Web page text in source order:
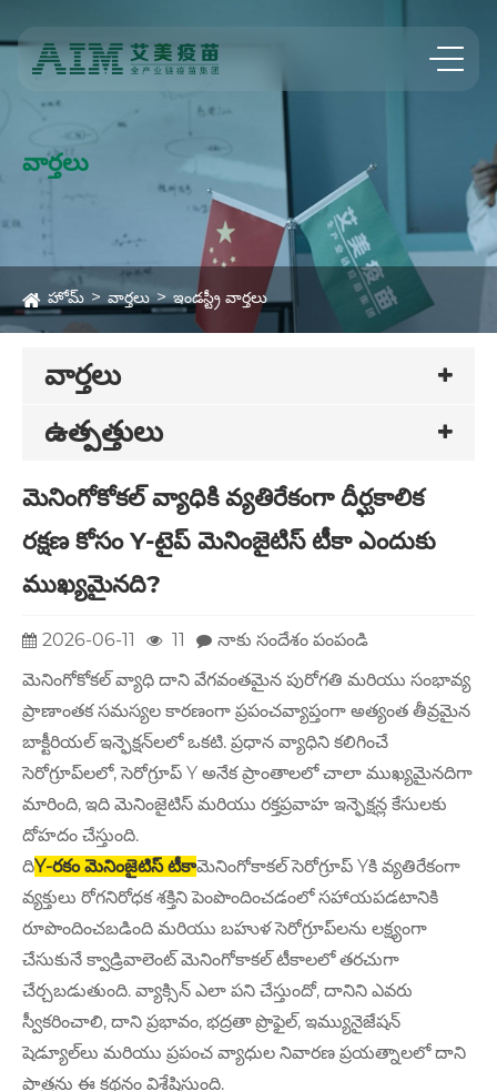
వార్తలు
హోమ్ వార్తలు ఇండస్ట్రీ వార్తలు
వార్తలు
ఉత్పత్తులు
మెనింగోకోకల్ వ్యాధికి వ్యతిరేకంగా దీర్ఘకాలిక
రక్షణ కోసం Y-టైప్ మెనింజైటిస్ టీకా ఎందుకు
ముఖ్యమైనది?
2026-06-11 11
నాకు సందేశం పంపండి
మెనింగోకోకల్ వ్యాధి దాని వేగవంతమైన పురోగతి మరియు సంభావ్య
ప్రాణాంతక సమస్యల కారణంగా ప్రపంచవ్యాప్తంగా అత్యంత తీవ్రమైన
బాక్టీరియల్ ఇన్ఫెక్షన్‌లలో ఒకటి. ప్రధాన వ్యాధిని కలిగించే
సెరోగ్రూప్‌లలో, సెరోగ్రూప్ Y అనేక ప్రాంతాలలో చాలా ముఖ్యమైనదిగా
మారింది, ఇది మెనింజైటిస్ మరియు రక్తప్రవాహ ఇన్ఫెక్షన్ల కేసులకు
దోహదం చేస్తుంది.
దిY-రకం మెనింజైటిస్ టీకామెనింగోకాకల్ సెరోగ్రూప్ Yకి వ్యతిరేకంగా
వ్యక్తులు రోగనిరోధక శక్తిని పెంపొందించడంలో సహాయపడటానికి
రూపొందించబడింది మరియు బహుళ సెరోగ్రూప్‌లను లక్ష్యంగా
చేసుకునే క్వాడ్రివాలెంట్ మెనింగోకాకల్ టీకాలలో తరచుగా
చేర్చబడుతుంది. వ్యాక్సిన్ ఎలా పని చేస్తుందో, దానిని ఎవరు
స్వీకరించాలి, దాని ప్రభావం, భద్రతా ప్రొఫైల్, ఇమ్యునైజేషన్
షెడ్యూల్‌లు మరియు ప్రపంచ వ్యాధుల నివారణ ప్రయత్నాలలో దాని
పాత్రను ఈ కథనం విశ్లేషిస్తుంది.